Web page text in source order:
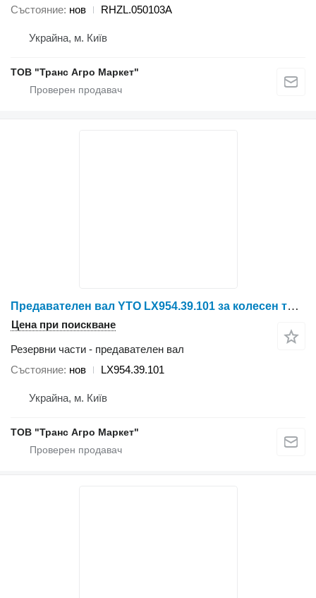
Състояние нов RHZL.050103A
Украйна, м. Київ
ТОВ "Транс Агро Маркет"
Предавателен вал YTO LX954.39.101 за колесен трактор YTO X804/X904/LX954/NLX1024/NLX1054/X1204/NLX1304/NLX1404
Цена при поискване
Резервни части - предавателен вал
Състояние нов LX954.39.101
Украйна, м. Київ
ТОВ "Транс Агро Маркет"